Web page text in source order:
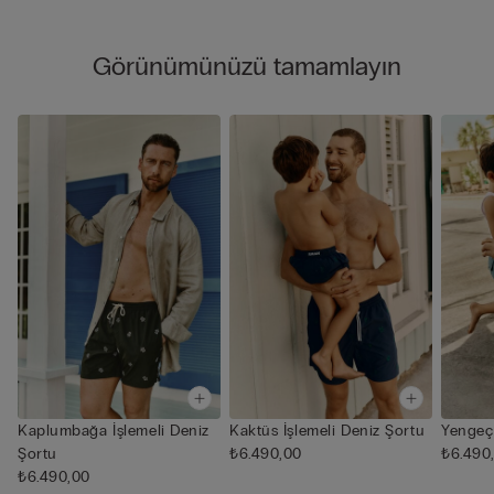
Görünümünüzü tamamlayın
Kaplumbağa İşlemeli Deniz
Şortu
₺6.490,00
Kaktüs İşlemeli Deniz Şortu
₺6.490,00